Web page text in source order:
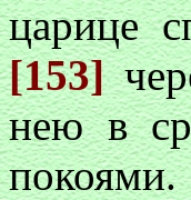
царице
[153]
нею в